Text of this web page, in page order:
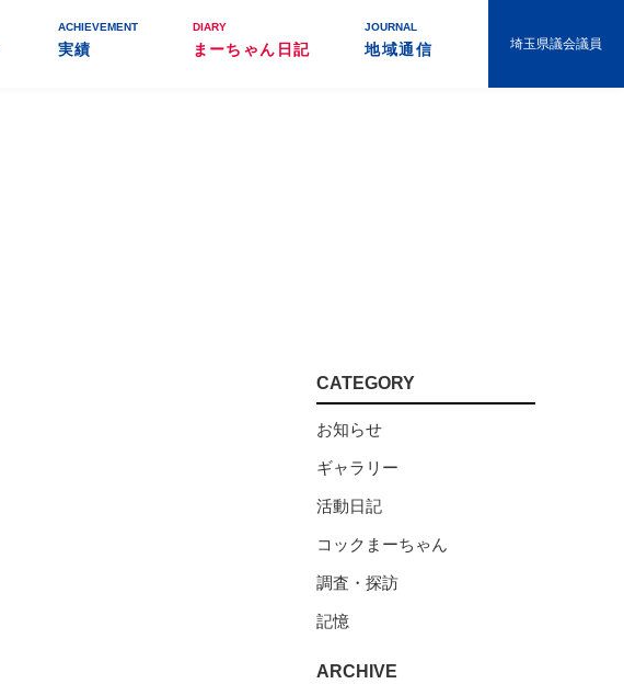
ACHIEVEMENT
実績
DIARY
まーちゃん日記
JOURNAL
地域通信 埼玉県議会議員
CATEGORY
お知らせ
ギャラリー
活動日記
コックまーちゃん
調査・探訪
記憶
ARCHIVE